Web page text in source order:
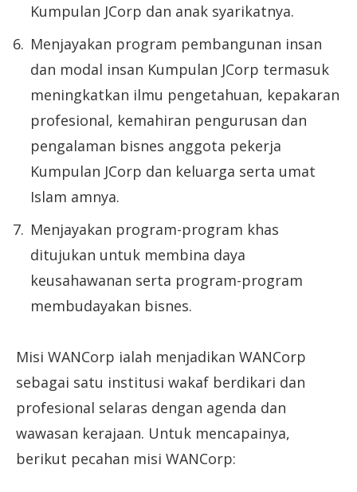
Kumpulan JCorp dan anak syarikatnya.
Menjayakan program pembangunan insan
dan modal insan Kumpulan JCorp termasuk
meningkatkan ilmu pengetahuan, kepakaran
profesional, kemahiran pengurusan dan
pengalaman bisnes anggota pekerja
Kumpulan JCorp dan keluarga serta umat
Islam amnya.
Menjayakan program-program khas
ditujukan untuk membina daya
keusahawanan serta program-program
membudayakan bisnes.
Misi WANCorp ialah menjadikan WANCorp
sebagai satu institusi wakaf berdikari dan
profesional selaras dengan agenda dan
wawasan kerajaan. Untuk mencapainya,
berikut pecahan misi WANCorp: